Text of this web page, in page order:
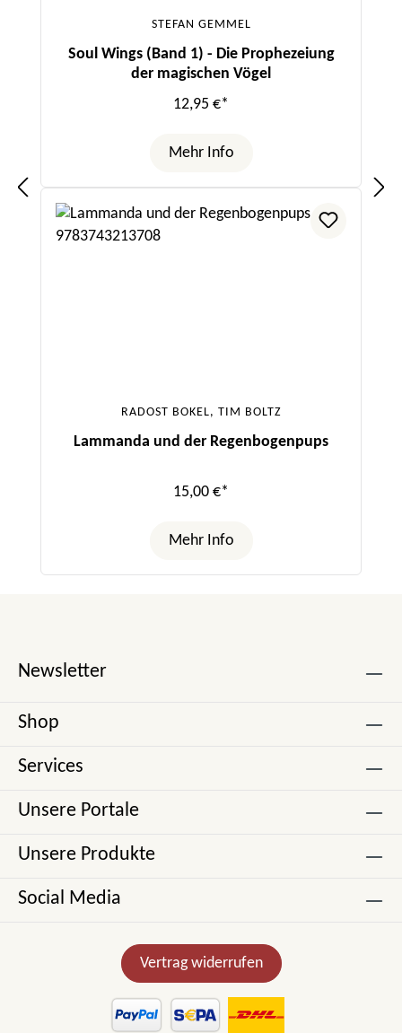
STEFAN GEMMEL
Soul Wings (Band 1) - Die Prophezeiung
der magischen Vögel
12,95 €*
Mehr Info
RADOST BOKEL, TIM BOLTZ
Lammanda und der Regenbogenpups
15,00 €*
Mehr Info
Newsletter
Shop
Services
Unsere Portale
Unsere Produkte
Social Media
Vertrag widerrufen